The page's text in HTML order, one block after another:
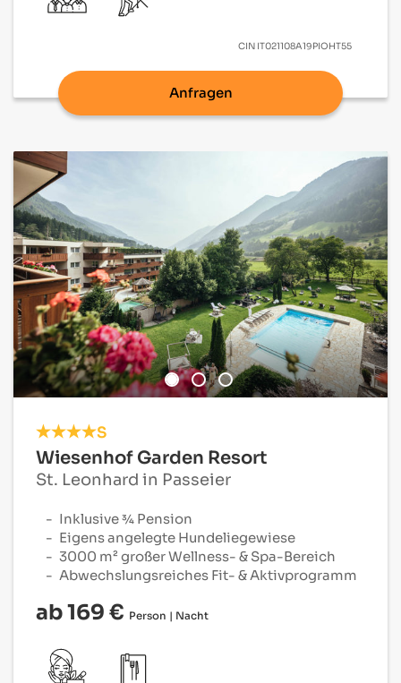
CIN IT021108A19PIOHT55
Anfragen
S
Wiesenhof Garden Resort
St. Leonhard in Passeier
Inklusive ¾ Pension
Eigens angelegte Hundeliegewiese
3000 m² großer Wellness- & Spa-Bereich
Abwechslungsreiches Fit- & Aktivprogramm
ab 169 € Person | Nacht